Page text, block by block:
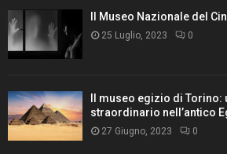
Il Museo Nazionale del
25 Luglio, 2023 0
Il museo egizio di Torino:
straordinario nell’antico
27 Giugno, 2023 0